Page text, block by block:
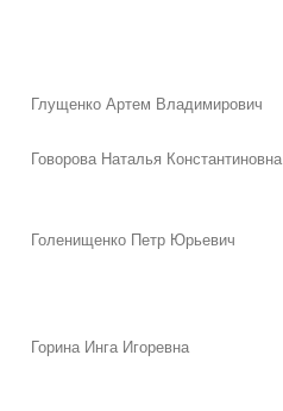
Глущенко Артем Владимирович
Говорова Наталья Константиновна
Голенищенко Петр Юрьевич
Горина Инга Игоревна